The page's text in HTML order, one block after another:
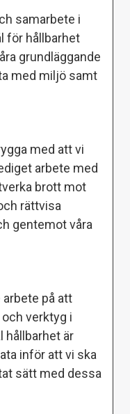
samarbete i
för hållbarhet
grundläggande
med miljö samt
med att vi
arbete med
brott mot
rättvisa
gentemot våra
på att
verktyg i
hållbarhet är
inför att vi ska
sätt med dessa